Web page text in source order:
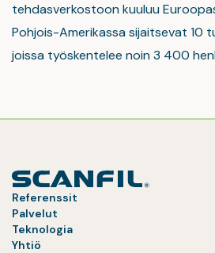
tehdasverkostoon kuuluu
Pohjois-Amerikassa sijaitsevat 10
joissa työskentelee noin 3 400
Referenssit
Palvelut
Teknologia
Yhtiö